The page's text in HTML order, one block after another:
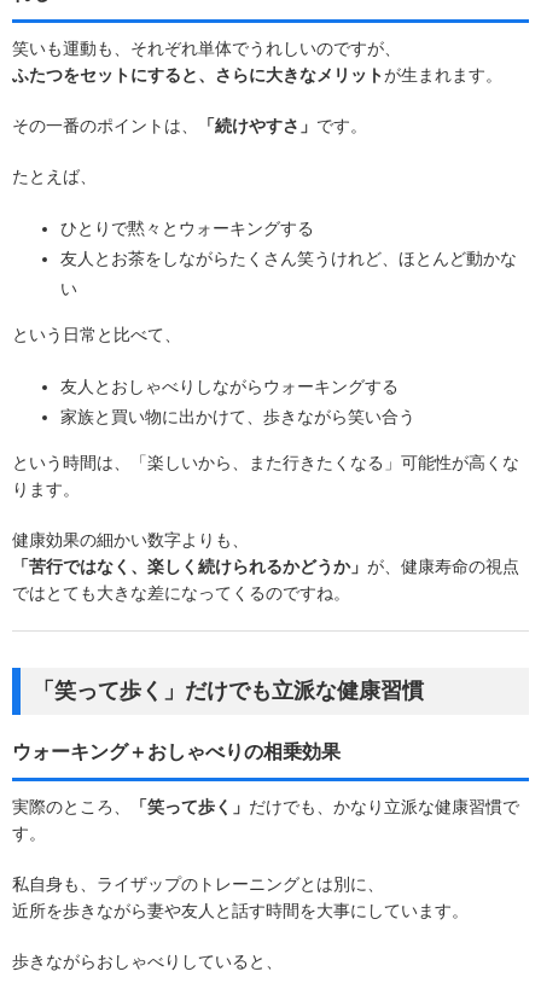
笑いも運動も、それぞれ単体でうれしいのですが、
ふたつをセットにすると、さらに大きなメリットが生まれます。
その一番のポイントは、 「続けやすさ」 です。
たとえば、
ひとりで黙々とウォーキングする
友人とお茶をしながらたくさん笑うけれど、ほとんど動かな
い
という日常と比べて、
友人とおしゃべりしながらウォーキングする
家族と買い物に出かけて、歩きながら笑い合う
という時間は、「楽しいから、また行きたくなる」可能性が高くな
ります。
健康効果の細かい数字よりも、
「苦行ではなく、楽しく続けられるかどうか」 が、健康寿命の視点
ではとても大きな差になってくるのですね。
「笑って歩く」だけでも立派な健康習慣
ウォーキング＋おしゃべりの相乗効果
実際のところ、 「笑って歩く」 だけでも、かなり立派な健康習慣で
す。
私自身も、ライザップのトレーニングとは別に、
近所を歩きながら妻や友人と話す時間を大事にしています。
歩きながらおしゃべりしていると、